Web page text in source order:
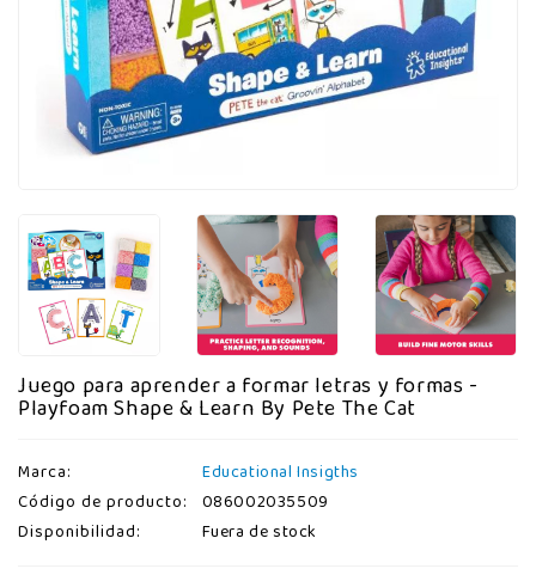
Juego para aprender a formar letras y formas -
Playfoam Shape & Learn By Pete The Cat
Marca:
Educational Insigths
Código de producto:
086002035509
Disponibilidad:
Fuera de stock